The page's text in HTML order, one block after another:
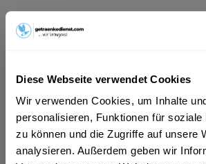
Diese Webseite verwendet Cookies
Wir verwenden Cookies, um Inhalte
personalisieren, Funktionen für soziale
zu können und die Zugriffe auf unsere
analysieren. Außerdem geben wir
inkl. MwSt.ggf. zzgl. Erschwerniszuschlag
Vorrätig
MEHRWEG
+3,42 € Pfand